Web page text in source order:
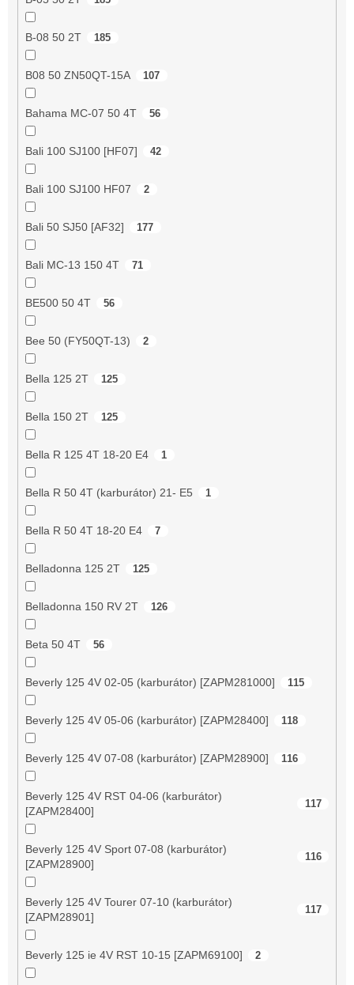
B-08 50 2T 185
B08 50 ZN50QT-15A 107
Bahama MC-07 50 4T 56
Bali 100 SJ100 [HF07] 42
Bali 100 SJ100 HF07 2
Bali 50 SJ50 [AF32] 177
Bali MC-13 150 4T 71
BE500 50 4T 56
Bee 50 (FY50QT-13) 2
Bella 125 2T 125
Bella 150 2T 125
Bella R 125 4T 18-20 E4 1
Bella R 50 4T (karburátor) 21- E5 1
Bella R 50 4T 18-20 E4 7
Belladonna 125 2T 125
Belladonna 150 RV 2T 126
Beta 50 4T 56
Beverly 125 4V 02-05 (karburátor) [ZAPM281000] 115
Beverly 125 4V 05-06 (karburátor) [ZAPM28400] 118
Beverly 125 4V 07-08 (karburátor) [ZAPM28900] 116
Beverly 125 4V RST 04-06 (karburátor)
[ZAPM28400]
117
Beverly 125 4V Sport 07-08 (karburátor)
[ZAPM28900]
116
Beverly 125 4V Tourer 07-10 (karburátor)
[ZAPM28901]
117
Beverly 125 ie 4V RST 10-15 [ZAPM69100] 2